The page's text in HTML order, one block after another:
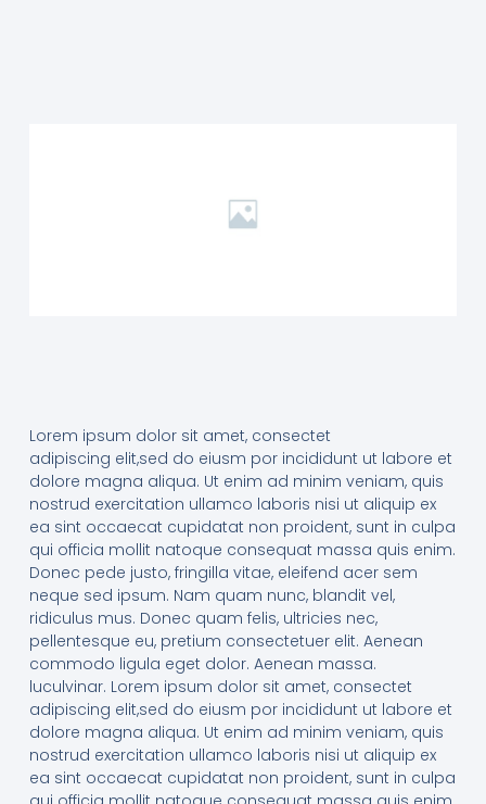
Lorem ipsum dolor sit amet, consectet
adipiscing elit,sed do eiusm por incididunt ut labore et
dolore magna aliqua. Ut enim ad minim veniam, quis
nostrud exercitation ullamco laboris nisi ut aliquip ex
ea sint occaecat cupidatat non proident, sunt in culpa
qui officia mollit natoque consequat massa quis enim.
Donec pede justo, fringilla vitae, eleifend acer sem
neque sed ipsum. Nam quam nunc, blandit vel,
ridiculus mus. Donec quam felis, ultricies nec,
pellentesque eu, pretium consectetuer elit. Aenean
commodo ligula eget dolor. Aenean massa.
luculvinar. Lorem ipsum dolor sit amet, consectet
adipiscing elit,sed do eiusm por incididunt ut labore et
dolore magna aliqua. Ut enim ad minim veniam, quis
nostrud exercitation ullamco laboris nisi ut aliquip ex
ea sint occaecat cupidatat non proident, sunt in culpa